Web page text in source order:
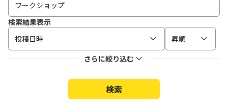
検索結果表示
投稿日時
昇順
さらに絞り込む
検索